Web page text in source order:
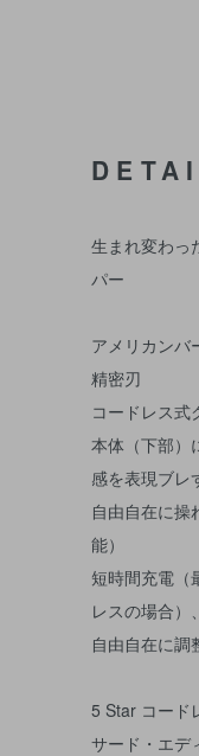
生まれ変わっ
パー
アメリカンバ
精密刃
コードレス式
本体（下部）
感を表現ブレ
自由自在に操
能）
短時間充電（
レスの場合）
自由自在に調
5 Star コード
サード・エデ